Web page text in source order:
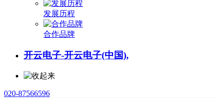
发展历程
合作品牌
开云电子-开云电子(中国),
020-87566596